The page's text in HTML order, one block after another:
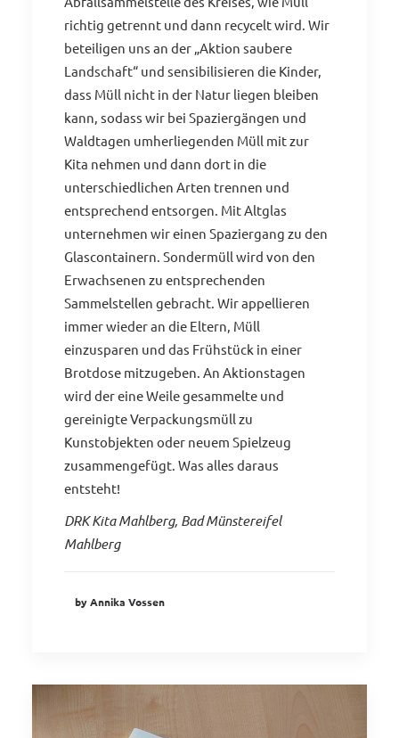
richtig getrennt und dann recycelt wird. Wir
beteiligen uns an der „Aktion saubere
Landschaft“ und sensibilisieren die Kinder,
dass Müll nicht in der Natur liegen bleiben
kann, sodass wir bei Spaziergängen und
Waldtagen umherliegenden Müll mit zur
Kita nehmen und dann dort in die
unterschiedlichen Arten trennen und
entsprechend entsorgen. Mit Altglas
unternehmen wir einen Spaziergang zu den
Glascontainern. Sondermüll wird von den
Erwachsenen zu entsprechenden
Sammelstellen gebracht. Wir appellieren
immer wieder an die Eltern, Müll
einzusparen und das Frühstück in einer
Brotdose mitzugeben. An Aktionstagen
wird der eine Weile gesammelte und
gereinigte Verpackungsmüll zu
Kunstobjekten oder neuem Spielzeug
zusammengefügt. Was alles daraus
entsteht!
DRK Kita Mahlberg, Bad Münstereifel
Mahlberg
by Annika Vossen